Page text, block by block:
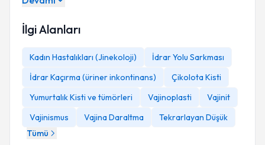
İlgi Alanları
Kadın Hastalıkları (Jinekoloji)
İdrar Yolu Sarkması
İdrar Kaçırma (üriner inkontinans)
Çikolota Kisti
Yumurtalık Kisti ve tümörleri
Vajinoplasti
Vajinit
Vajinismus
Vajina Daraltma
Tekrarlayan Düşük
Tümü